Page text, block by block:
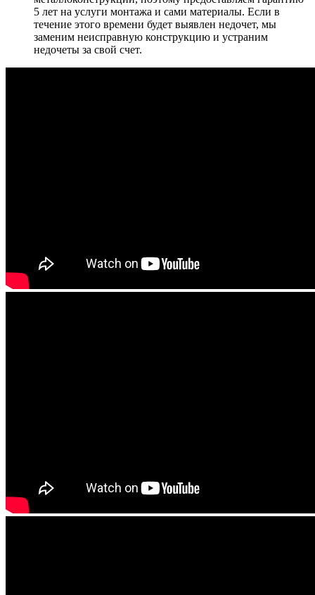
5 лет на услуги монтажа и сами материалы. Если в
течение этого времени будет выявлен недочет, мы
заменим неисправную конструкцию и устраним
недочеты за свой счет.